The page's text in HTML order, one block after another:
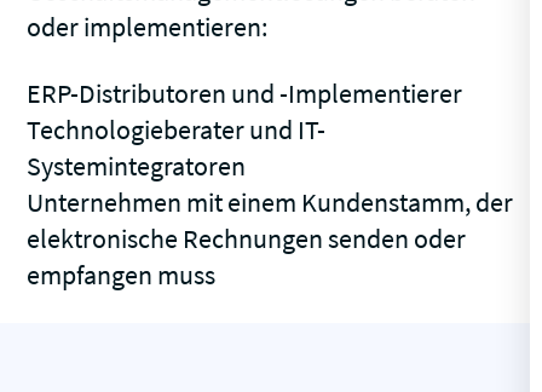
oder implementieren:
ERP-Distributoren und -Implementierer
Technologieberater und IT-
Systemintegratoren
Unternehmen mit einem Kundenstamm, der
elektronische Rechnungen senden oder
empfangen muss